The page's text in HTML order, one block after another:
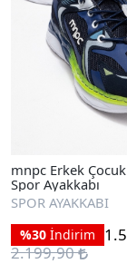
mnpc Erkek
Spor Ayakkabı
SPOR AYAKKABI
%30 İndirim
2.199,90